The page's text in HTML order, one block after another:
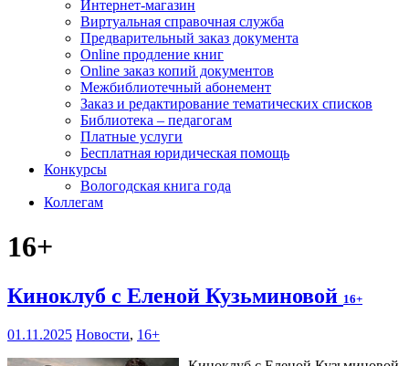
Интернет-магазин
Виртуальная справочная служба
Предварительный заказ документа
Online продление книг
Online заказ копий документов
Межбиблиотечный абонемент
Заказ и редактирование тематических списков
Библиотека – педагогам
Платные услуги
Бесплатная юридическая помощь
Конкурсы
Вологодская книга года
Коллегам
16+
Киноклуб с Еленой Кузьминовой 16+
01.11.2025 Новости, 16+